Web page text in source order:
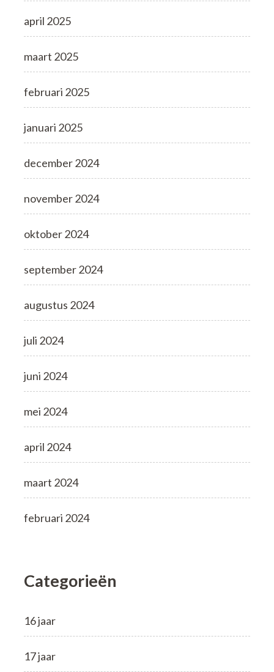
april 2025
maart 2025
februari 2025
januari 2025
december 2024
november 2024
oktober 2024
september 2024
augustus 2024
juli 2024
juni 2024
mei 2024
april 2024
maart 2024
februari 2024
Categorieën
16 jaar
17 jaar